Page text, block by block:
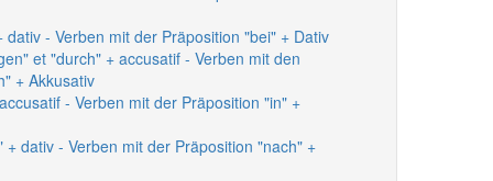
- Verben mit der Präposition "bei" + Dativ
et "durch" + accusatif - Verben mit den
+ Akkusativ
- Verben mit der Präposition "in" +
dativ - Verben mit der Präposition "nach" +